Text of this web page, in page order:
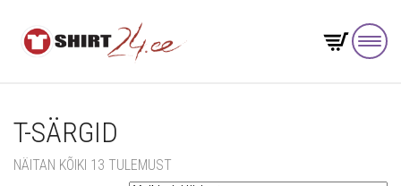
T-SÄRGID
NÄITAN KÕIKI 13 TULEMUST